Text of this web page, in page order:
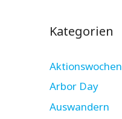
Kategorien
Aktionswochen
Arbor Day
Auswandern